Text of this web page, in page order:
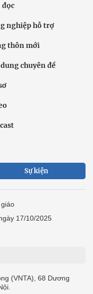
đọc
nghiệp hỗ trợ
thôn mới
chuyên đề
Sự kiện
17/10/2025
(VNTA), 68 Dương